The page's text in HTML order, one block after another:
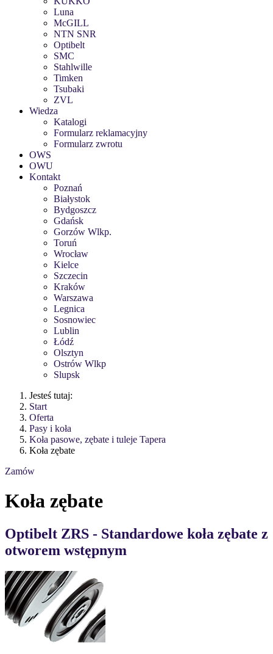
Luna
McGILL
NTN SNR
Optibelt
SMC
Stahlwille
Timken
Tsubaki
ZVL
Wiedza
Katalogi
Formularz reklamacyjny
Formularz zwrotu
OWS
OWU
Kontakt
Poznań
Białystok
Bydgoszcz
Gdańsk
Gorzów Wlkp.
Toruń
Wrocław
Kielce
Szczecin
Kraków
Warszawa
Legnica
Sosnowiec
Lublin
Łódź
Olsztyn
Ostrów Wlkp
Slupsk
Jesteś tutaj:
Start
Oferta
Pasy i koła
Koła pasowe, zębate i tuleje Tapera
Koła zębate
Zamów
Koła zębate
Optibelt ZRS - Standardowe koła zębate z
otworem wstępnym